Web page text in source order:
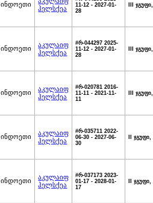
ინდოეთი
ჰელსქეა
11-12 - 2027-01-
28
III
ინდოეთი
აკულაიფ
ჰელსქეა
#რ-044297 2025-
11-12 - 2027-01-
28
III
ინდოეთი
აკულაიფ
ჰელსქეა
#რ-020781 2016-
11-11 - 2021-11-
11
III
ინდოეთი
აკულაიფ
ჰელსქეა
#რ-035711 2022-
06-30 - 2027-06-
30
II
ინდოეთი
აკულაიფ
ჰელსქეა
#რ-037173 2023-
01-17 - 2028-01-
17
II